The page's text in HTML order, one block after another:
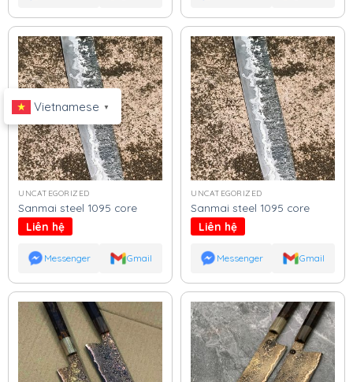
UNCATEGORIZED
Sanmai steel 1095 core
Liên hệ
Messenger Gmail
UNCATEGORIZED
Sanmai steel 1095 core
Liên hệ
Messenger Gmail
Vietnamese ▼